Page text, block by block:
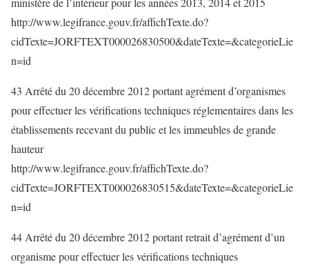
http://www.legifrance.gouv.fr/affichTexte.do?
cidTexte=JORFTEXT000026830500&dateTexte=&categorieLie
n=id
43 Arrêté du 20 décembre 2012 portant agrément d’organismes
pour effectuer les vérifications techniques réglementaires dans les
établissements recevant du public et les immeubles de grande
hauteur
http://www.legifrance.gouv.fr/affichTexte.do?
cidTexte=JORFTEXT000026830515&dateTexte=&categorieLie
n=id
44 Arrêté du 20 décembre 2012 portant retrait d’agrément d’un
organisme pour effectuer les vérifications techniques